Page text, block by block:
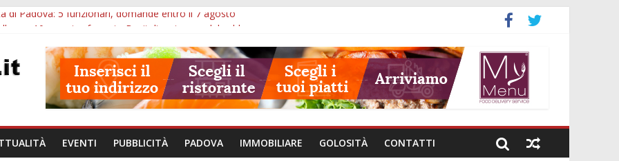
di Padova: 5 funzionari, domande entro il 7 agosto
un’ora per osservare davvero un’opera
ore 21: lavoratore morto, credito sul gasolio e IA nei Comuni
visite ed escursioni fino a settembre
EVENTI PUBBLICITÀ PADOVA IMMOBILIARE GOLOSITÀ CONTATTI